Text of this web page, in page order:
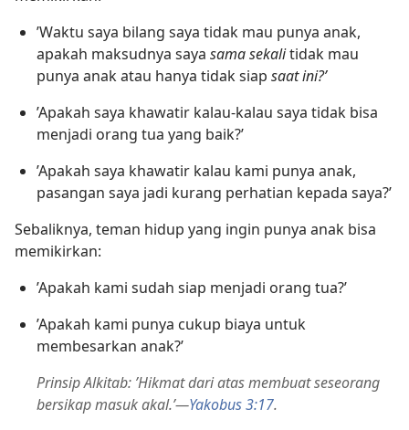
’Waktu saya bilang saya tidak mau punya anak,
apakah maksudnya saya sama sekalitidak mau
punya anak atau hanya tidak siap saat ini?’
’Apakah saya khawatir kalau-kalau saya tidak bisa
menjadi orang tua yang baik?’
’Apakah saya khawatir kalau kami punya anak,
pasangan saya jadi kurang perhatian kepada saya?’
Sebaliknya, teman hidup yang ingin punya anak bisa
memikirkan:
’Apakah kami sudah siap menjadi orang tua?’
’Apakah kami punya cukup biaya untuk
membesarkan anak?’
Prinsip Alkitab: ’Hikmat dari atas membuat seseorang
bersikap masuk akal.’​—Yakobus 3:17.